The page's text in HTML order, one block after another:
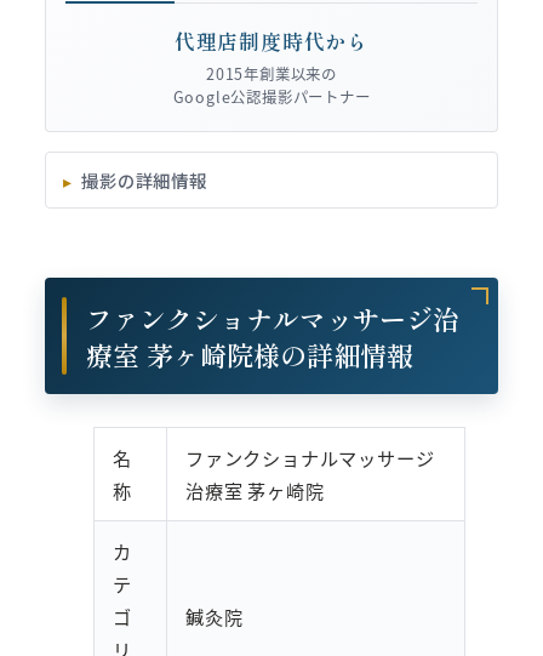
代理店制度時代から
2015年創業以来の
Google公認撮影パートナー
撮影の詳細情報
ファンクショナルマッサージ治
療室 茅ヶ崎院様の詳細情報
名
称
ファンクショナルマッサージ
治療室 茅ヶ崎院
カ
テ
ゴ
リ
鍼灸院